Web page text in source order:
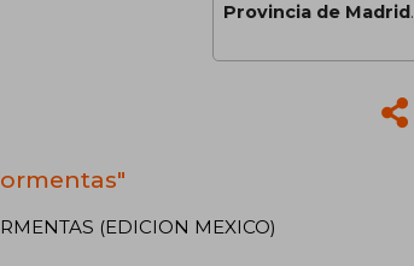
Provincia de Madrid.
(EDICION MEXICO)